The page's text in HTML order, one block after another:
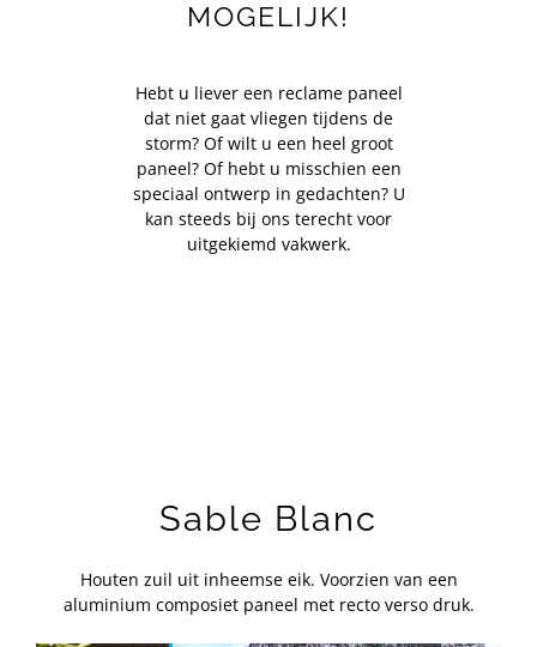
MOGELIJK!
Hebt u liever een reclame paneel
dat niet gaat vliegen tijdens de
storm? Of wilt u een heel groot
paneel? Of hebt u misschien een
speciaal ontwerp in gedachten? U
kan steeds bij ons terecht voor
uitgekiemd vakwerk.
Sable Blanc
Houten zuil uit inheemse eik. Voorzien van een
aluminium composiet paneel met recto verso druk.